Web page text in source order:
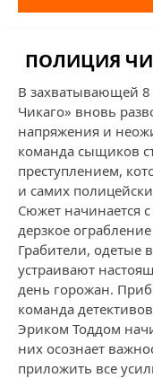
ПОЛИЦИЯ
В захватывающей 8
Чикаго» вновь
напряжения и
команда сыщиков
преступлением,
и самих
Сюжет начинается
дерзкое
Грабители, одетые
устраивают
день горожан.
команда
Эриком Тоддом
них осознает
приложить все